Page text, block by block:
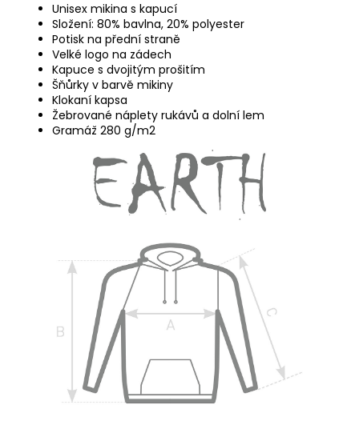
Unisex mikina s kapucí
Složení: 80% bavlna, 20% polyester
Potisk na přední straně
Velké logo na zádech
Kapuce s dvojitým prošitím
Šňůrky v barvě mikiny
Klokaní kapsa
Žebrované náplety rukávů a dolní lem
Gramáž 280 g/m2